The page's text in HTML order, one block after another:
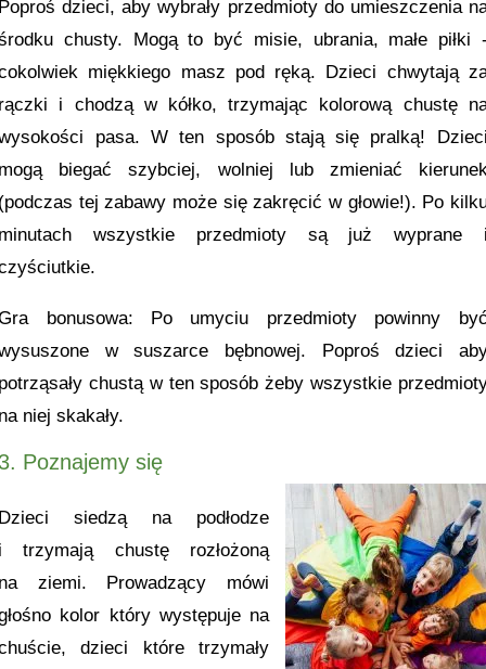
dzieci, aby wybrały przedmioty do umieszczenia
chusty. Mogą to być misie, ubrania, małe piłki
miękkiego masz pod ręką. Dzieci chwytają
i chodzą w kółko, trzymając kolorową chustę
pasa. W ten sposób stają się pralką!
biegać szybciej, wolniej lub zmieniać
tej zabawy może się zakręcić w głowie!). Po
wszystkie przedmioty są już wyprane
bonusowa: Po umyciu przedmioty powinny
w suszarce bębnowej. Poproś dzieci
chustą w ten sposób żeby wszystkie
niej skakały.
Poznajemy się
siedzą na podłodze
trzymają chustę rozłożoną
ziemi. Prowadzący mówi
kolor który występuje na
dzieci które trzymały